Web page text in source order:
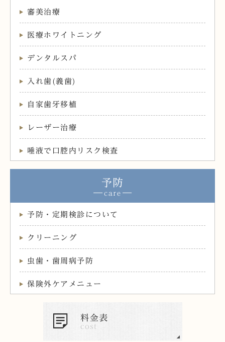
審美治療
医療ホワイトニング
デンタルスパ
入れ歯(義歯)
自家歯牙移植
レーザー治療
唾液で口腔内リスク検査
予防
予防・定期検診について
クリーニング
虫歯・歯周病予防
保険外ケアメニュー